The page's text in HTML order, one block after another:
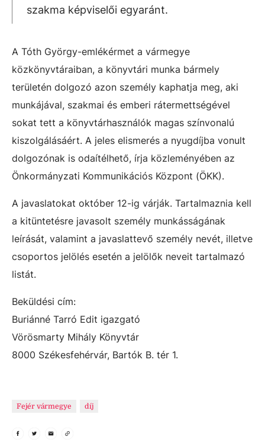
szakma képviselői egyaránt.
A Tóth György-emlékérmet a vármegye
közkönyvtáraiban, a könyvtári munka bármely
területén dolgozó azon személy kaphatja meg, aki
munkájával, szakmai és emberi rátermettségével
sokat tett a könyvtárhasználók magas színvonalú
kiszolgálásáért. A jeles elismerés a nyugdíjba vonult
dolgozónak is odaítélhető, írja közleményében az
Önkormányzati Kommunikációs Központ (ÖKK).
A javaslatokat október 12-ig várják. Tartalmaznia kell
a kitüntetésre javasolt személy munkásságának
leírását, valamint a javaslattevő személy nevét, illetve
csoportos jelölés esetén a jelölők neveit tartalmazó
listát.
Beküldési cím:
Buriánné Tarró Edit igazgató
Vörösmarty Mihály Könyvtár
8000 Székesfehérvár, Bartók B. tér 1.
Fejér vármegye díj